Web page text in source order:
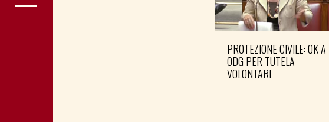
PROTEZIONE CIVILE: OK A
ODG PER TUTELA
VOLONTARI